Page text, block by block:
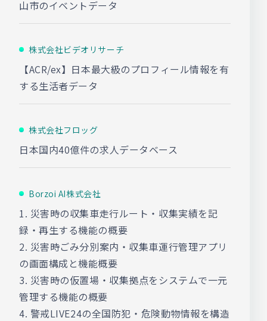
山市のイベントデータ
株式会社ビデオリサーチ
【ACR/ex】日本最大級のプロフィール情報を有
する生活者データ
株式会社フロッグ
日本国内40億件の求人データベース
Borzoi AI株式会社
1. 災害時の収集車走行ルート・収集実績を記
録・再生する機能の概要
2. 災害時ごみ分別案内・収集車運行管理アプリ
の画面構成と機能概要
3. 災害時の仮置場・収集拠点をシステムで一元
管理する機能の概要
4. 警戒LIVE24の全国防犯・危険動物情報を構造